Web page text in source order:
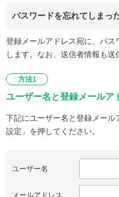
パスワードを忘れてしまっ
登録メールアドレス宛に、パ
します。なお、送信者情報も送
方法1
ユーザー名と登録メールア
下記にユーザー名と登録メー
設定」を押してください。
ユーザー名
メールアドレス